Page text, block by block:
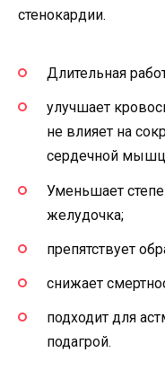
стенокардии.
Длительная
улучшает
не влияет на
сердечной
Уменьшает
желудочка;
препятствует
снижает
подходит для
подагрой.